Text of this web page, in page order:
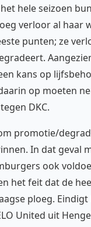
hele seizoen
verloor al
punten; ze
kans op
op moeten
DKC.
promotie/
In dat geval
ook
het feit dat de
ploeg.
United uit